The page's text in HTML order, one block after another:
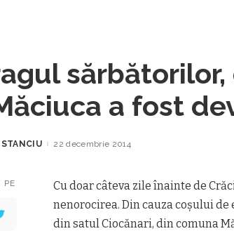
a fost
22 decembrie 2014
PE
Cu doar câteva zile înainte de
nenorocirea. Din cauza coşului
din satul Ciocănari, din comuna